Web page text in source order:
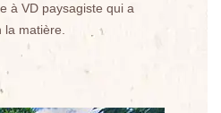
à VD paysagiste qui a
matière.